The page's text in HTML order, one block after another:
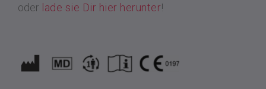
oder lade sie Dir hier herunter!